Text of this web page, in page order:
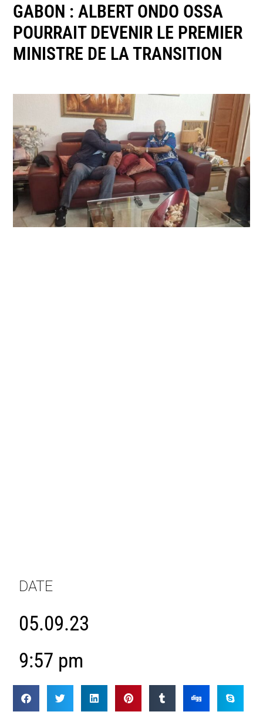
GABON : ALBERT ONDO OSSA
POURRAIT DEVENIR LE PREMIER
MINISTRE DE LA TRANSITION
DATE
05.09.23
9:57 pm